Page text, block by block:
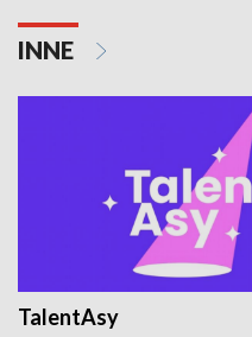
INNE
TalentAsy